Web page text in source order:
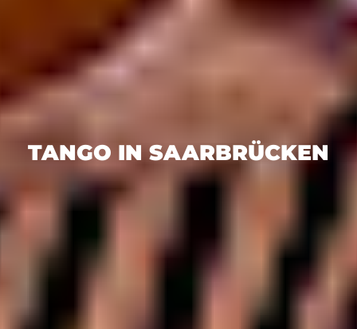
TANGO IN SAARBRÜCKEN